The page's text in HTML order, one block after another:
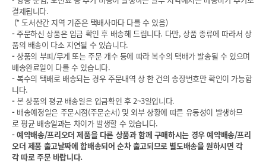
결제됩니다.
(* 도서산간 지역 기준은 택배사마다 다를 수 있음)
-주문하신 상품은 입금 확인 후 배송해 드립니다. 다만, 상품 종류에 따라서 상
품의 배송이 다소 지연될 수 있습니다.
- 상품의 부피/무게 또는 주문 개수 등에 따라 복수의 택배가 발송될 수 있으며
배송완료일이 다를 수 있습니다.
-복수의 택배로 배송되는 경우 주문내역 상 한 건의 송장번호만 확인이 가능합
니다.
-본 상품의 평균 배송일은 입금확인 후 2~3일입니다.
- 배송예정일은 주문시점(주문순서) 및 외부 상황에 따른 유동성이 발생하므
로 평균 배송일과는 차이가 발생할 수 있습니다.
-예약배송/프리오더 제품을 다른 상품과 함께 구매하시는 경우 예약배송/프리
오더 제품 출고날짜에 합배송되어 순차 출고되므로 별도배송을 원하시면 각
각 따로 주문 바랍니다.